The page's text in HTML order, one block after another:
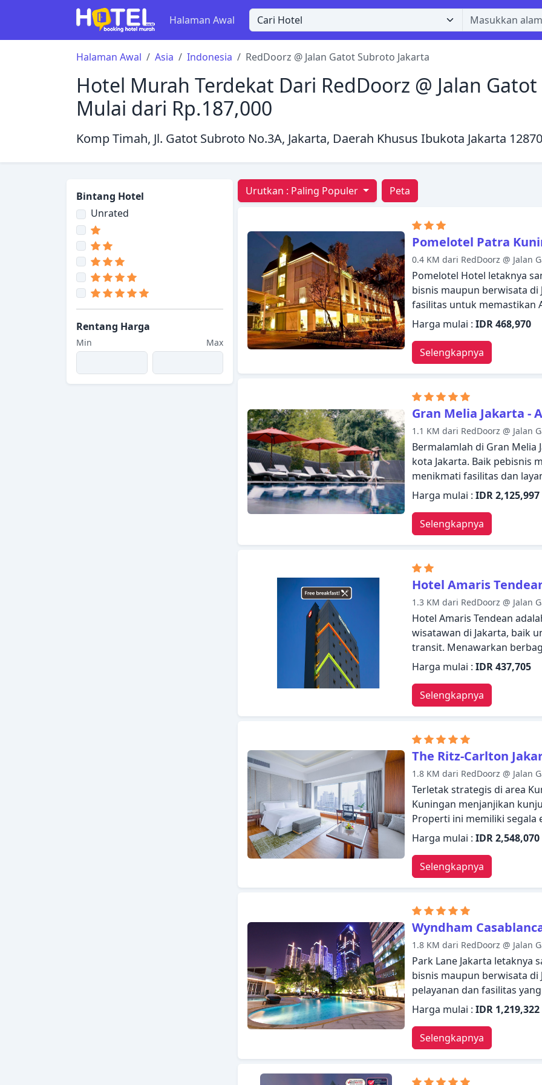
Halaman Awal
Halaman Awal Asia Indonesia RedDoorz @ Jalan Gatot Subroto Jakarta
Hotel Murah Terdekat Dari RedDoorz @ Jalan
Mulai dari Rp.187,000
Komp Timah, Jl. Gatot Subroto No.3A, Jakarta, Daerah Khusus Ibukota Jakarta 12870
Bintang Hotel
Unrated
Rentang Harga
Min Max
Urutkan : Paling Populer Peta
Pomelotel Patra
0.4 KM dari RedDoorz @ Jalan
Pomelotel Hotel letaknya
bisnis maupun berwisata
fasilitas untuk memastikan
biasa. Layanan kamar 24
24 jam, penyimpanan
kenikmatan para tamu.
AC, layanan bangun pagi,
kamar. Nikmati fasilitas
sebelum masuk ke kamar
Pomelotel Hotel
suasana yang indah untuk
terlupakan.
Harga mulai :IDR 468,970
Selengkapnya
Gran Melia Jakarta -
1.1 KM dari RedDoorz @ Jalan
Bermalamlah di Gran
kota Jakarta. Baik pebisnis
menikmati fasilitas dan
jam, WiFi gratis di semua
oleh/cinderamata, check-
oleh para tamu.
beberapa kamar dilengkapi
akses internet WiFi (gratis),
bangun pagi. Pulihkan diri
kenyamanan kamar Anda
pusat kebugaran, sauna,
alasan Anda mengunjungi
Anda langsung merasa
Harga mulai :IDR 2,125,997
Selengkapnya
Hotel Amaris
1.3 KM dari RedDoorz @ Jalan
Hotel Amaris Tendean
wisatawan di Jakarta, baik
transit. Menawarkan
menyediakan semua yang
nyaman. WiFi gratis di
tempat umum, tempat
berbagai fasilitas yang
dengan baik dengan
sandal, akses internet -
menawarkan berbagai
pelayanan yang istimewa
Hotel Amaris Tendean.
Harga mulai :IDR 437,705
Selengkapnya
The Ritz-Carlton
1.8 KM dari RedDoorz @ Jalan
Terletak strategis di area
Kuningan menjanjikan
Properti ini memiliki
dengan nyaman. Layanan
akses mudah untuk kursi
pribadi ada dalam daftar
Dirancang untuk
televisi layar datar, kolam
mandi whirlpool, kamar
kenyamanan istirahat
pengalaman menginap
rekreasi seperti papan
kebugaran, sauna.
bisa Anda harapkan
Mega Kuningan.
Harga mulai :IDR 2,548,070
Selengkapnya
Wyndham
1.8 KM dari RedDoorz @ Jalan
Park Lane Jakarta letaknya
bisnis maupun berwisata
pelayanan dan fasilitas
semua wisatawan. Staf
memandu Anda di Park
kenyamanan, beberapa
mandi tambahan, lantai
memastikan kenyamanan
setelah seharian
Harga mulai :IDR 1,219,322
Selengkapnya